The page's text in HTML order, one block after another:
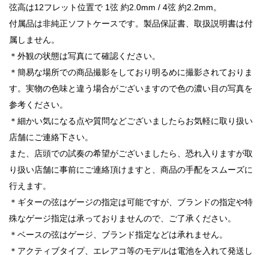
弦高は12フレット位置で 1弦 約2.0mm / 4弦 約2.2mm。
付属品は非純正ソフトケースです。製品保証書、取扱説明書は付
属しません。
＊外観の状態は写真にて確認ください。
＊簡易な場所での商品撮影をしており明るめに撮影されておりま
す。実物の色味と違う場合がございますので色の濃い目の写真を
参考ください。
＊細かい気になる点や質問などございましたらお気軽に取り扱い
店舗にご連絡下さい。
また、店頭での試奏の希望がございましたら、恐れ入りますが取
り扱い店舗に事前にご連絡頂けますと、商品の手配をスムーズに
行えます。
＊ギターの弦はゲージの指定は可能ですが、ブランドの指定や特
殊なゲージ指定は承っておりませんので、ご了承ください。
＊ベースの弦はゲージ、ブランド指定などは承れません。
＊アクティブタイプ、エレアコ等のモデルは電池を入れて発送し